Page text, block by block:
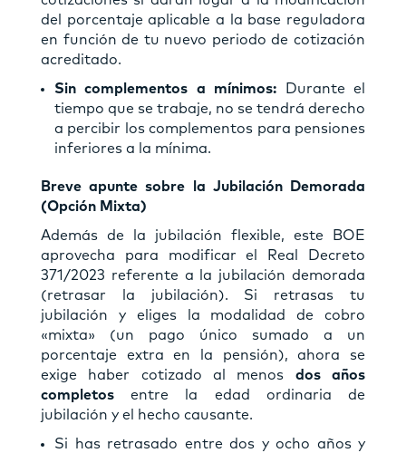
del porcentaje aplicable a la base reguladora
en función de tu nuevo periodo de cotización
acreditado.
Sin complementos a mínimos: Durante el
tiempo que se trabaje, no se tendrá derecho
a percibir los complementos para pensiones
inferiores a la mínima.
Breve apunte sobre la Jubilación Demorada
(Opción Mixta)
Además de la jubilación flexible, este BOE
aprovecha para modificar el Real Decreto
371/2023 referente a la jubilación demorada
(retrasar la jubilación). Si retrasas tu
jubilación y eliges la modalidad de cobro
«mixta» (un pago único sumado a un
porcentaje extra en la pensión), ahora se
exige haber cotizado al menos dos años
completos entre la edad ordinaria de
jubilación y el hecho causante.
Si has retrasado entre dos y ocho años y